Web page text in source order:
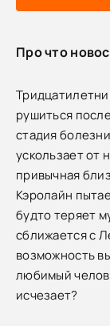
Про что
рушиться
стадия
ускользает от
привычная
Кэролайн
будто теряет
сближается с
возможность
любимый
исчезает?